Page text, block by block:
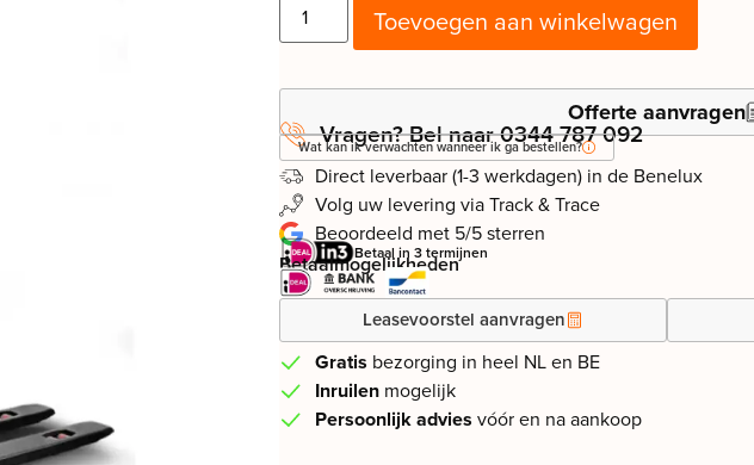
Toevoegen aan winkelwagen
Offerte aanvragen
Vragen? Bel naar 0344 787 092
Wat kan ik verwachten wanneer ik ga bestellen?
Direct leverbaar (1-3 werkdagen) in de Benelux
Volg uw levering via Track & Trace
Beoordeeld met 5/5 sterren
Betaal in 3 termijnen
Betaalmogelijkheden
Leasevoorstel aanvragen
Gratis bezorging in heel NL en BE
Inruilen mogelijk
Persoonlijk advies vóór en na aankoop